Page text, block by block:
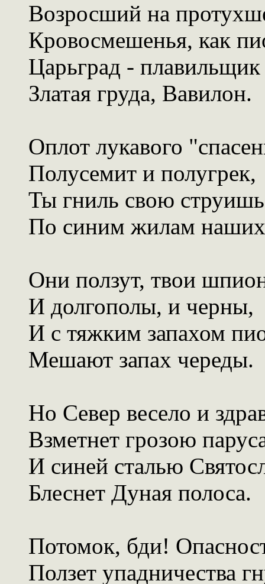
Возросший на
Кровосмешенья, как
Царьград -
Златая груда, Вавилон.
Оплот лукавого
Полусемит и полугрек,
Ты гниль свою струишь
По синим жилам
Они ползут, твои
И долгополы, и черны,
И с тяжким запахом
Мешают запах череды.
Но Север весело и
Взметнет грозою
И синей сталью
Блеснет Дуная полоса.
Потомок, бди!
Ползет упадничества